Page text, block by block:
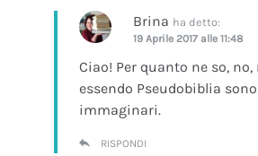
Brina ha detto:
19 Aprile 2017 alle 11:48
Ciao! Per quanto ne so,
essendo Pseudobiblia
immaginari.
RISPONDI